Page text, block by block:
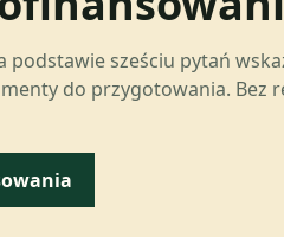
podstawie sześciu pytań
do przygotowania. Bez